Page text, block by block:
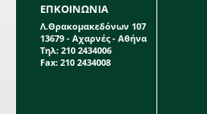
ΕΠΚΟΙΝΩΝΙΑ
Λ.Θρακομακεδόνων 107
13679 - Αχαρνές - Αθήνα
Τηλ: 210 2434006
Fax: 210 2434008